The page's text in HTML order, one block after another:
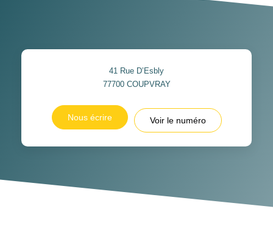
41 Rue D’Esbly
77700 COUPVRAY
Nous écrire Voir le numéro